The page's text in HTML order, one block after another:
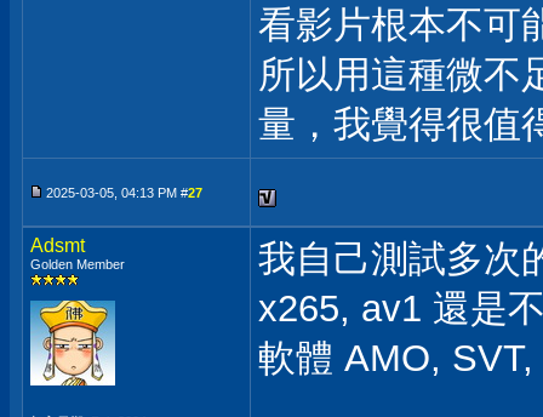
看影片根本不可
所以用這種微不
量，我覺得很值
2025-03-05, 04:13 PM #27
Adsmt
Golden Member
我自己測試多次
x265, av1 還是
軟體 AMO,